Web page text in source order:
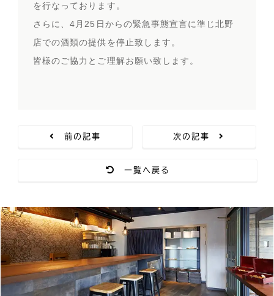
を行なっております。
さらに、4月25日からの緊急事態宣言に準じ北野
店での酒類の提供を停止致します。
皆様のご協力とご理解お願い致します。
前の記事
一覧へ戻る
次の記事